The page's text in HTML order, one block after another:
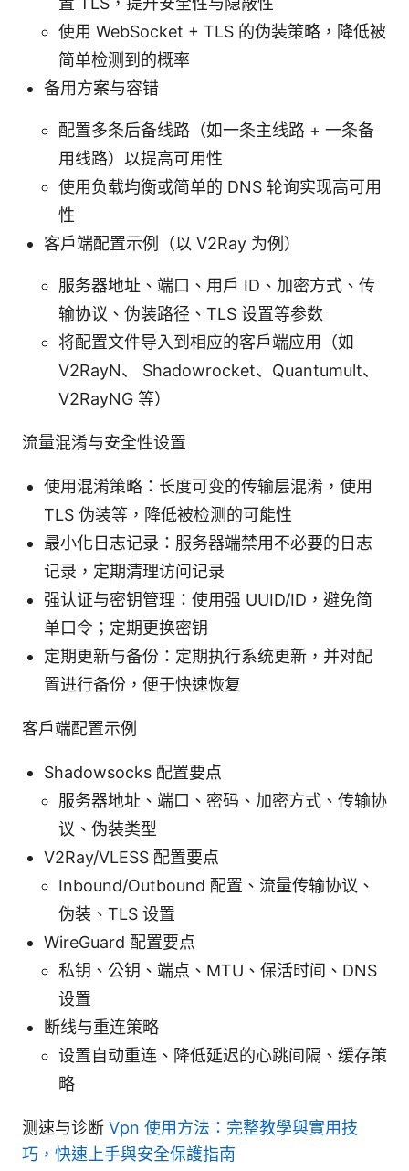
使用 WebSocket + TLS 的伪装策略，降低被
简单检测到的概率
备用方案与容错
配置多条后备线路（如一条主线路 + 一条备
用线路）以提高可用性
使用负载均衡或简单的 DNS 轮询实现高可用
性
客户端配置示例（以 V2Ray 为例）
服务器地址、端口、用户 ID、加密方式、传
输协议、伪装路径、TLS 设置等参数
将配置文件导入到相应的客户端应用（如
V2RayN、 Shadowrocket、Quantumult、
V2RayNG 等）
流量混淆与安全性设置
使用混淆策略：长度可变的传输层混淆，使用
TLS 伪装等，降低被检测的可能性
最小化日志记录：服务器端禁用不必要的日志
记录，定期清理访问记录
强认证与密钥管理：使用强 UUID/ID，避免简
单口令；定期更换密钥
定期更新与备份：定期执行系统更新，并对配
置进行备份，便于快速恢复
客户端配置示例
Shadowsocks 配置要点
服务器地址、端口、密码、加密方式、传输协
议、伪装类型
V2Ray/VLESS 配置要点
Inbound/Outbound 配置、流量传输协议、
伪装、TLS 设置
WireGuard 配置要点
私钥、公钥、端点、MTU、保活时间、DNS
设置
断线与重连策略
设置自动重连、降低延迟的心跳间隔、缓存策
略
测速与诊断 Vpn 使用方法：完整教學與實用技
巧，快速上手與安全保護指南